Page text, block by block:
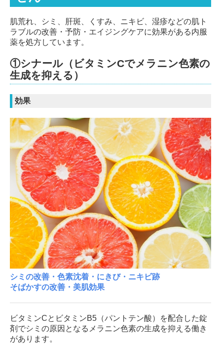
肌荒れ、シミ、肝斑、くすみ、ニキビ、湿疹などの肌ト
ラブルの改善・予防・エイジングケアに効果がある内服
薬を処方しています。
①シナール（ビタミンCでメラニン色素の
生成を抑える）
効果
シミの改善・色素沈着・にきび・ニキビ跡
そばかすの改善・美肌効果
ビタミンCとビタミンB5（パントテン酸）を配合した錠
剤でシミの原因となるメラニン色素の生成を抑える働き
があります。